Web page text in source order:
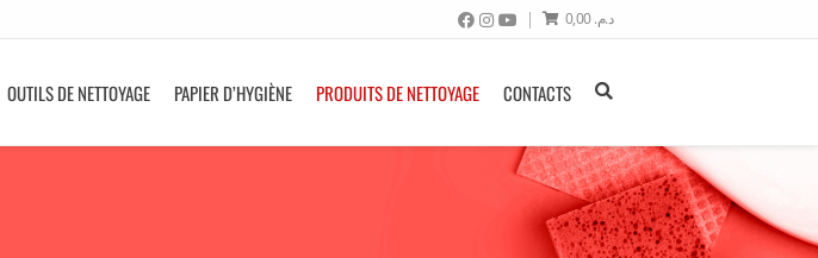
د.م.0,00
OUTILS DE NETTOYAGE PAPIER D’HYGIÈNE PRODUITS DE NETTOYAGE CONTACTS